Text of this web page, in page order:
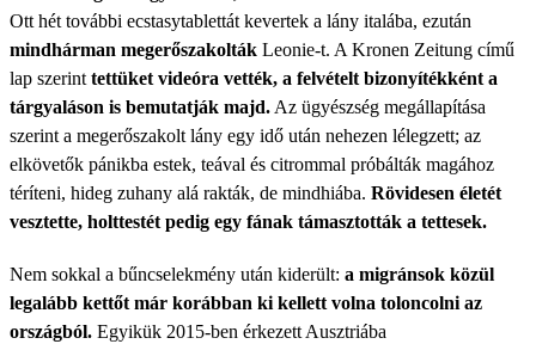
Ott hét további ecstasytablettát kevertek a lány italába, ezután
mindhárman megerőszakolták Leonie-t. A Kronen Zeitung című
lap szerint tettüket videóra vették, a felvételt bizonyítékként a
tárgyaláson is bemutatják majd. Az ügyészség megállapítása
szerint a megerőszakolt lány egy idő után nehezen lélegzett; az
elkövetők pánikba estek, teával és citrommal próbálták magához
téríteni, hideg zuhany alá rakták, de mindhiába. Rövidesen életét
vesztette, holttestét pedig egy fának támasztották a tettesek.
Nem sokkal a bűncselekmény után kiderült: a migránsok közül
legalább kettőt már korábban ki kellett volna toloncolni az
országból. Egyikük 2015-ben érkezett Ausztriába